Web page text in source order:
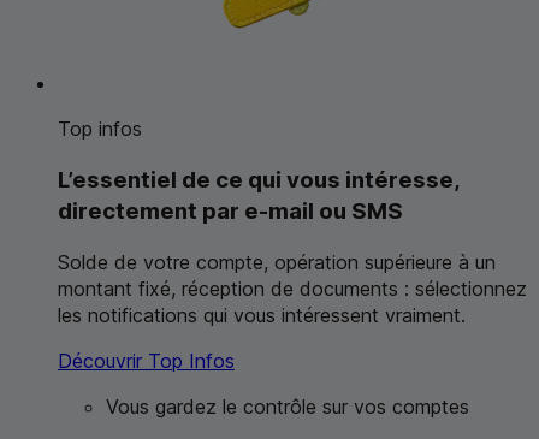
Top infos
L’essentiel de ce qui vous intéresse,
directement par e-mail ou SMS
Solde de votre compte, opération supérieure à un
montant fixé, réception de documents : sélectionnez
les notifications qui vous intéressent vraiment.
Découvrir Top Infos
Vous gardez le contrôle sur vos comptes